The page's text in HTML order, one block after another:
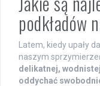
podkładów
Latem, kiedy upały
naszym
delikatnej,
oddychać